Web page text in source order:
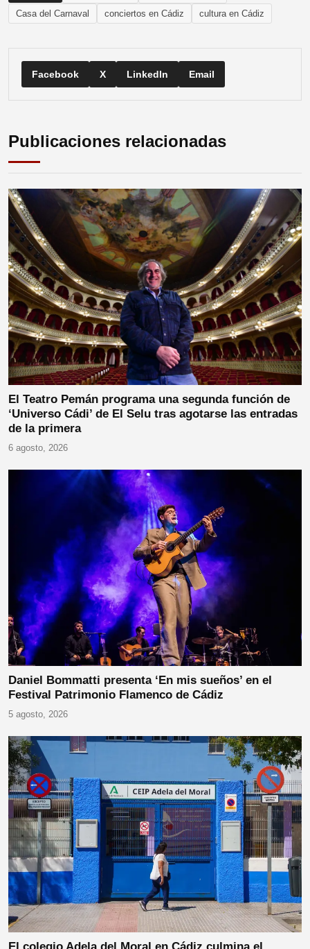
Casa del Carnaval
conciertos en Cádiz cultura en Cádiz
Facebook X LinkedIn Email
Publicaciones relacionadas
El Teatro Pemán programa una segunda función de
‘Universo Cádi’ de El Selu tras agotarse las entradas
de la primera
6 agosto, 2026
Daniel Bommatti presenta ‘En mis sueños’ en el
Festival Patrimonio Flamenco de Cádiz
5 agosto, 2026
El colegio Adela del Moral en Cádiz culmina el